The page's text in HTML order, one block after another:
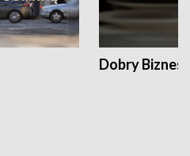
Dobry Biznes